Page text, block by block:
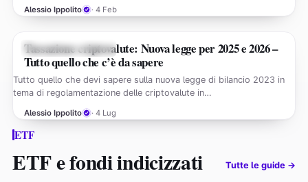
Alessio Ippolito · 4 Feb
GUIDE CRIPTOVALUTE
Tassazione criptovalute: Nuova legge per 2025 e 2026 –
Tutto quello che c’è da sapere
Tutto quello che devi sapere sulla nuova legge di bilancio 2023 in
tema di regolamentazione delle criptovalute in…
Alessio Ippolito · 4 Lug
ETF
ETF e fondi indicizzati Tutte le guide →